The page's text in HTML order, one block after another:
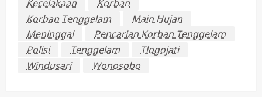
Kecelakaan
Korban
Korban Tenggelam
Main Hujan
Meninggal
Pencarian Korban Tenggelam
Polisi
Tenggelam
Tlogojati
Windusari
Wonosobo